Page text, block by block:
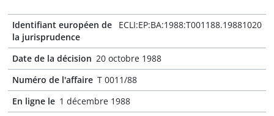
Identifiant européen de
la jurisprudence
ECLI:EP:BA:1988:T001188.19881020
Date de la décision 20 octobre 1988
Numéro de l'affaire T 0011/88
En ligne le 1 décembre 1988